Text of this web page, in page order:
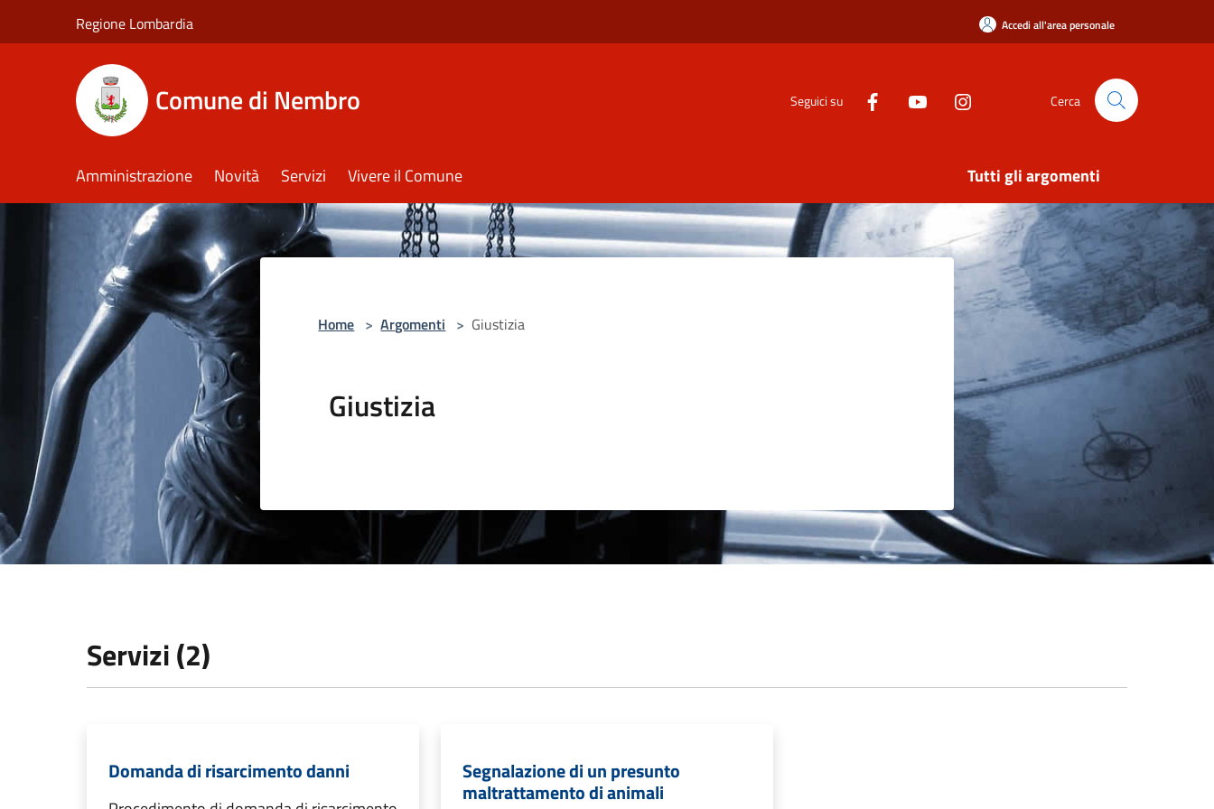
Regione Lombardia Accedi all'area personale
Comune di Nembro Seguici su Cerca
Amministrazione Novità Servizi Vivere il Comune Tutti gli argomenti
Home > Argomenti > Giustizia
Giustizia
Servizi (2)
Domanda di risarcimento danni Segnalazione di un presunto
maltrattamento di animali